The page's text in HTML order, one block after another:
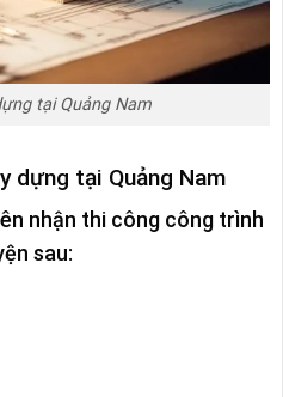
tại Quảng Nam
dựng tại Quảng Nam
nhận thi công công trình
sau: